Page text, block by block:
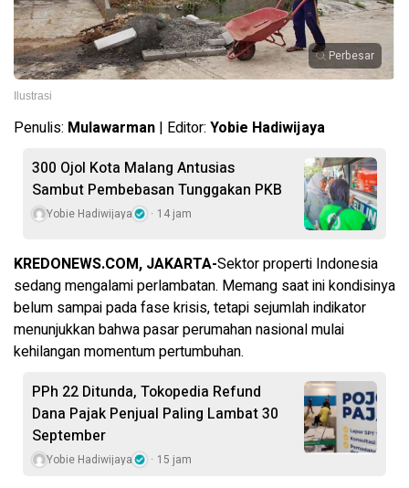
Perbesar
Ilustrasi
Penulis: Mulawarman | Editor: Yobie Hadiwijaya
300 Ojol Kota Malang Antusias
Sambut Pembebasan Tunggakan PKB
Yobie Hadiwijaya 14 jam
KREDONEWS.COM, JAKARTA-Sektor properti Indonesia
sedang mengalami perlambatan. Memang saat ini kondisinya
belum sampai pada fase krisis, tetapi sejumlah indikator
menunjukkan bahwa pasar perumahan nasional mulai
kehilangan momentum pertumbuhan.
PPh 22 Ditunda, Tokopedia Refund
Dana Pajak Penjual Paling Lambat 30
September
Yobie Hadiwijaya 15 jam